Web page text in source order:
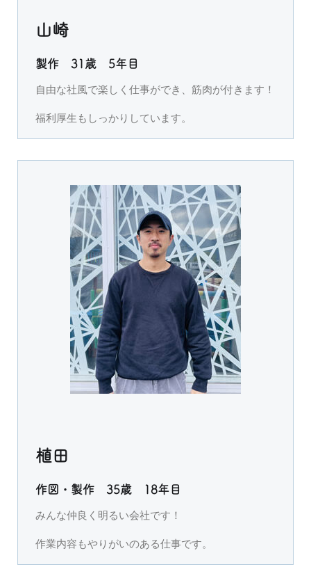
山崎
製作 31歳 5年目
自由な社風で楽しく仕事ができ、筋肉が付きます！
福利厚生もしっかりしています。
植田
作図・製作 35歳 18年目
みんな仲良く明るい会社です！
作業内容もやりがいのある仕事です。